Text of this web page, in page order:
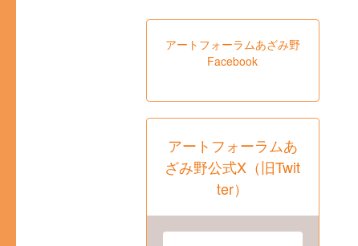
アートフォーラムあざみ野
Facebook
アートフォーラムあ
ざみ野公式X（旧Twit
ter）